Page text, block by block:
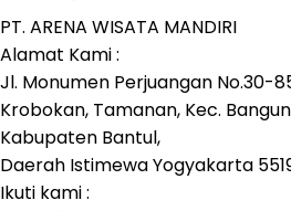
PT. ARENA WISATA MANDIRI
Alamat Kami :
Jl. Monumen Perjuangan No.30-
Krobokan, Tamanan, Kec.
Kabupaten Bantul,
Daerah Istimewa Yogyakarta
Ikuti kami :